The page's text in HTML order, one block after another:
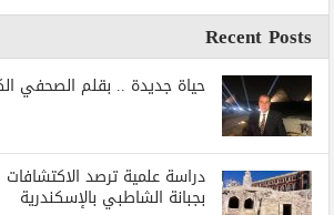
Recent Posts
حياة جديدة .. بقلم الصحفي
دراسة علمية ترصد الاكتشافات
بجبانة الشاطبي بالإسكندرية